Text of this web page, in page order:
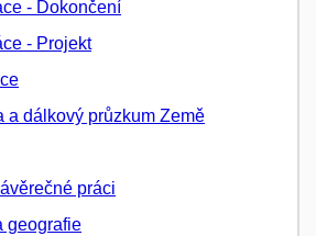
- Dokončení
- Projekt
a dálkový průzkum Země
práci
geografie